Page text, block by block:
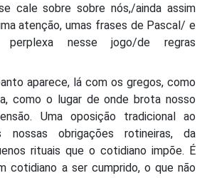
cale sobre sobre nós,/ainda assim
atenção, umas frases de Pascal/ e
perplexa nesse jogo/de regras
aparece, lá com os gregos, como
como o lugar de onde brota nosso
Uma oposição tradicional ao
obrigações rotineiras, da
rituais que o cotidiano impõe. É
cotidiano a ser cumprido, o que não